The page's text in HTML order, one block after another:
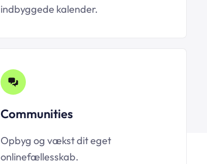
indbyggede kalender.
Communities
Opbyg og vækst dit eget
onlinefællesskab.